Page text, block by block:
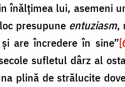
înălțimea lui, asemeni
presupune entuziasm,
are încredere în sine”
sufletul dârz al
plină de strălucite